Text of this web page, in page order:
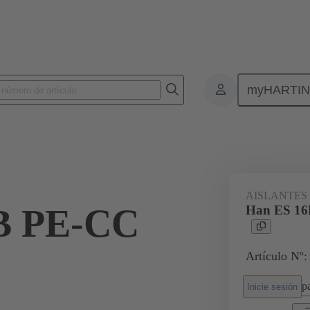
Aislantes monobloque
PE-CC
AISLANTES
Han ES
Artículo Nº:
Inicie sesión